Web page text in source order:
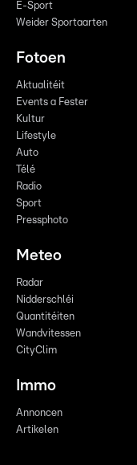
E-Sport
Weider Sportaarten
Fotoen
Aktualitéit
Events a Fester
Kultur
Lifestyle
Auto
Télé
Radio
Sport
Pressphoto
Meteo
Radar
Nidderschléi
Quantitéiten
Wandvitessen
CityClim
Immo
Annoncen
Artikelen